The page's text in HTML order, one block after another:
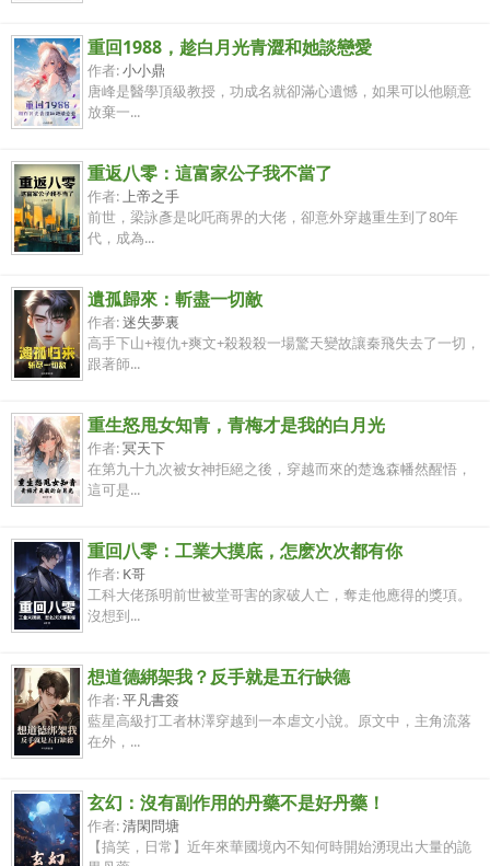
重回1988，趁白月光青澀和她談戀愛
作者:小小鼎
唐峰是醫學頂級教授，功成名就卻滿心遺憾，如果可以他願意
放棄一...
重返八零：這富家公子我不當了
作者:上帝之手
前世，梁詠彥是叱吒商界的大佬，卻意外穿越重生到了80年
代，成為...
遺孤歸來：斬盡一切敵
作者:迷失夢裏
高手下山+複仇+爽文+殺殺殺一場驚天變故讓秦飛失去了一切，
跟著師...
重生怒甩女知青，青梅才是我的白月光
作者:冥天下
在第九十九次被女神拒絕之後，穿越而來的楚逸森幡然醒悟，
這可是...
重回八零：工業大摸底，怎麽次次都有你
作者: K哥
工科大佬孫明前世被堂哥害的家破人亡，奪走他應得的獎項。
沒想到...
想道德綁架我？反手就是五行缺德
作者:平凡書簽
藍星高級打工者林澤穿越到一本虐文小說。原文中，主角流落
在外，...
玄幻：沒有副作用的丹藥不是好丹藥！
作者:清閑問塘
【搞笑，日常】近年來華國境內不知何時開始湧現出大量的詭